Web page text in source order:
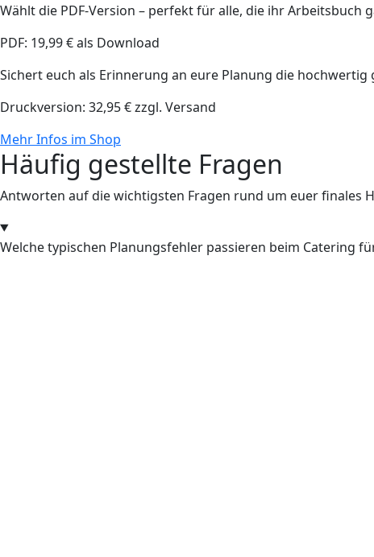
Wählt die PDF-Version – perfekt für alle, die ihr
PDF: 19,99 € als Download
Sichert euch als Erinnerung an eure Planung die
Druckversion: 32,95 € zzgl. Versand
Mehr Infos im Shop
Häufig gestellte Fragen
Antworten auf die wichtigsten Fragen rund um euer finales
Welche typischen Planungsfehler passieren beim Catering